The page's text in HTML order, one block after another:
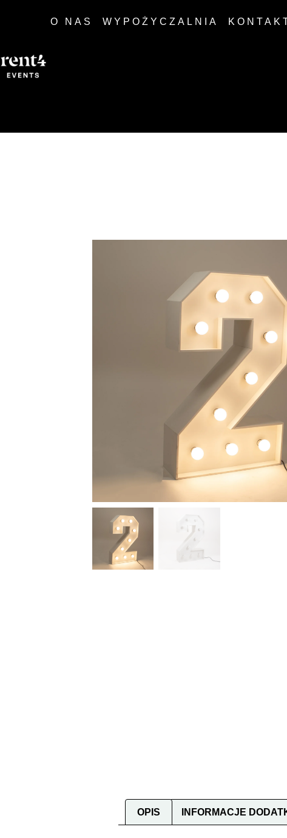
O NAS WYPOŻYCZALNIA
OPIS INFORMACJE